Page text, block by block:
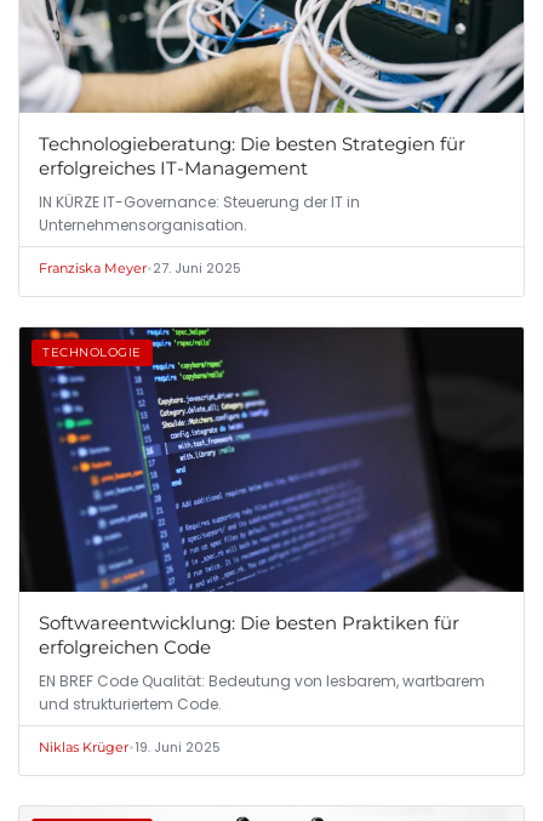
Technologieberatung: Die besten Strategien für
erfolgreiches IT-Management
IN KÜRZE IT-Governance: Steuerung der IT in
Unternehmensorganisation.
Franziska Meyer•27. Juni 2025
TECHNOLOGIE
Softwareentwicklung: Die besten Praktiken für
erfolgreichen Code
EN BREF Code Qualität: Bedeutung von lesbarem, wartbarem
und strukturiertem Code.
Niklas Krüger•19. Juni 2025